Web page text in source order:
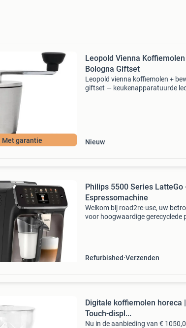
Met garantie
Leopold Vienna
Bologna Giftset
Leopold vienna koffiemolen +
giftset — keukenapparatuurde
Nieuw
Philips 5500 Series LatteGo
Espressomachine
Welkom bij road2re-use, uw
voor hoogwaardige gerecyclede
Refurbished Verzenden
Digitale koffiemolen horeca
Touch-displ...
Nu in de aanbieding van €